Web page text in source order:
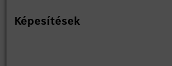
Internal and external audit
Cost analysis and reporting, budget
Képesítések